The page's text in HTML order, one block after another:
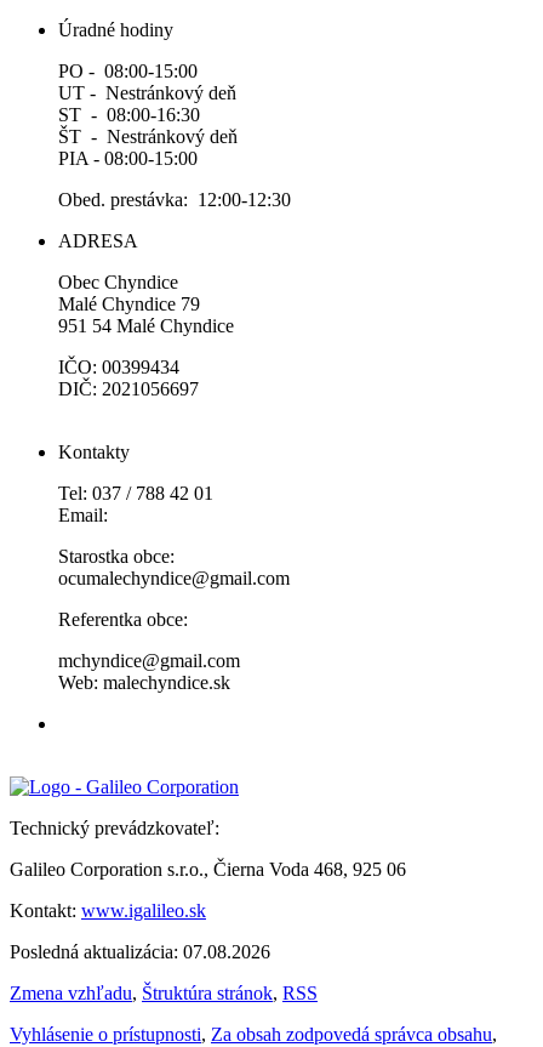
Úradné hodiny
PO - 08:00-15:00
UT - Nestránkový deň
ST - 08:00-16:30
ŠT - Nestránkový deň
PIA - 08:00-15:00
Obed. prestávka: 12:00-12:30
ADRESA
Obec Chyndice
Malé Chyndice 79
951 54 Malé Chyndice
IČO: 00399434
DIČ: 2021056697
Kontakty
Tel: 037 / 788 42 01
Email:
Starostka obce:
ocumalechyndice@gmail.com
Referentka obce:
mchyndice@gmail.com
Web: malechyndice.sk
Technický prevádzkovateľ:
Galileo Corporation s.r.o., Čierna Voda 468, 925 06
Kontakt: www.igalileo.sk
Posledná aktualizácia: 07.08.2026
Zmena vzhľadu, Štruktúra stránok, RSS
Vyhlásenie o prístupnosti, Za obsah zodpovedá správca obsahu,